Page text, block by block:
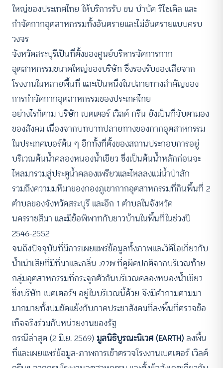
ใหญ่ของประเทศไทย ให้บริการรับ ขน บำบัด รีไซเคิล และ
กำจัดกากอุตสาหกรรมทั้งอันตรายและไม่อันตรายแบบครบ
วงจร
จังหวัดสระบุรีเป็นที่ตั้งของศูนย์บริหารจัดการกาก
อุตสาหกรรมขนาดใหญ่ของบริษัท ซึ่งรองรับของเสียจาก
โรงงานในหลายพื้นที่ และเป็นหนึ่งในปลายทางสำคัญของ
การกำจัดกากอุตสาหกรรมของประเทศไทย
อย่างไรก็ตาม บริษัท เบตเตอร์ เวิลด์ กรีน ยังเป็นที่จับตามอง
ของสังคม เนื่องจากบทบาทปลายทางของกากอุตสาหกรรม
ในประเทศเบอร์ต้น ๆ อีกทั้งที่ตั้งของสถานประกอบการอยู่
บริเวณต้นน้ำคลองหนองน้ำเขียว ซึ่งเป็นต้นน้ำหลักก่อนจะ
ไหลมารวมสู่ประตูน้ำคลองเพรียวและไหลลงแม่น้ำป่าสัก
รวมถึงความมหึมาของกองภูเขากากอุตสาหกรรมที่กินพื้นที่ 2
ตำบลของจังหวัดสระบุรี และอีก 1 ตำบลในจังหวัด
นครราชสีมา และมีข้อพิพาทกับชาวบ้านในพื้นที่ในช่วงปี
2546-2552
จนถึงปัจจุบันที่มีการเผยแพร่ข้อมูลทั้งภาพและวิดีโอเกี่ยวกับ
น้ำเน่าเสียที่มีที่มาและกลิ่น ภาพที่ดูผิดปกติจากบริเวณท้าย
กลุ่มอุตสาหกรรมที่กระจุกตัวกันบริเวณคลองหนองน้ำเขียว
ซึ่งบริษัท เบตเตอร์ฯ อยู่ในบริเวณนี้ด้วย จึงมีคำถามตามมา
มากมายทั้งปมขัดแย้งกับภาคประชาสังคมที่ลงพื้นที่ตรวจข้อ
เท็จจริงร่วมกับหน่วยงานของรัฐ
กรณีล่าสุด (2 มิ.ย. 2569) มูลนิธิบูรณะนิเวศ (EARTH) ลงพื้น
ที่และเผยแพร่ข้อมูล-ภาพการเข้าตรวจโรงงานเบตเตอร์ เวิลด์